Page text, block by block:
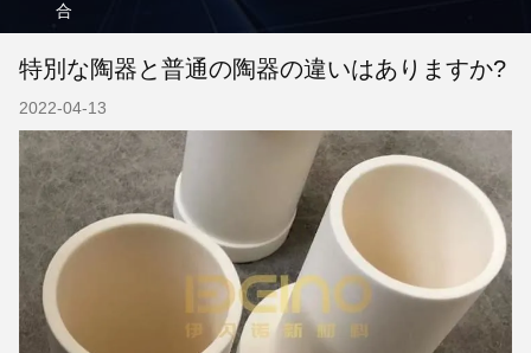
合
特別な陶器と普通の陶器の違いはありますか?
2022-04-13